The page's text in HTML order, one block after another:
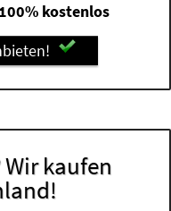
kostenlos
kaufen